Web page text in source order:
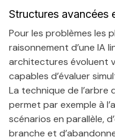
Structures avancées
Pour les problèmes les
raisonnement d’une IA
architectures évoluent
capables d’évaluer
La technique de l’arbre
permet par exemple à
scénarios en parallèle,
branche et